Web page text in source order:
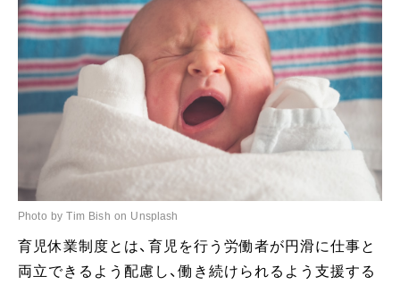
Photo by Tim Bish on Unsplash
育児休業制度とは、育児を行う労働者が円滑に仕事と
両立できるよう配慮し、働き続けられるよう支援する